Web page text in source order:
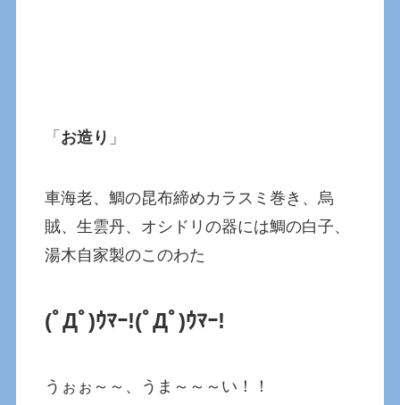
「 お造り 」
車海老、鯛の昆布締めカラスミ巻き、烏
賊、生雲丹、オシドリの器には鯛の白子、
湯木自家製のこのわた
(ﾟДﾟ)ｳﾏｰ!(ﾟДﾟ)ｳﾏｰ!
うぉぉ～～、うま～～～い！！